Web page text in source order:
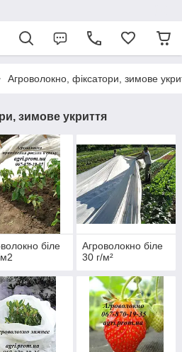
Агроволокно, фіксатори, зимове
зимове укриття
біле
Агроволокно біле
30 г/м²